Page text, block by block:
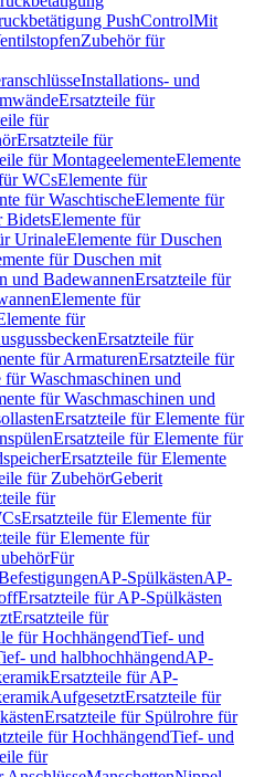
PushControlMit
Zubehör für
Installations- und
Ersatzteile für
für
Ersatzteile für
für MontageelementeElemente
WCsElemente für
für WaschtischeElemente für
BidetsElemente für
UrinaleElemente für Duschen
für Duschen mit
und BadewannenErsatzteile für
Elemente für
für
Ersatzteile für
für ArmaturenErsatzteile für
für Waschmaschinen und
für Waschmaschinen und
Ersatzteile für Elemente für
Ersatzteile für Elemente für
Ersatzteile für Elemente
für ZubehörGeberit
für
Ersatzteile für Elemente für
für Elemente für
Für
AP-SpülkästenAP-
Ersatzteile für AP-Spülkästen
Ersatzteile für
für HochhängendTief- und
und halbhochhängendAP-
Ersatzteile für AP-
AufgesetztErsatzteile für
Ersatzteile für Spülrohre für
für HochhängendTief- und
für